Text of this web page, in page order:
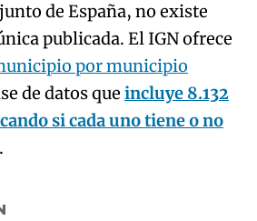
de España, no existe
publicada. El IGN ofrece
por municipio
de datos que incluye 8.132
si cada uno tiene o no
.